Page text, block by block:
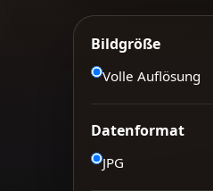
Bildgröße
Volle Auflösung
Datenformat
JPG